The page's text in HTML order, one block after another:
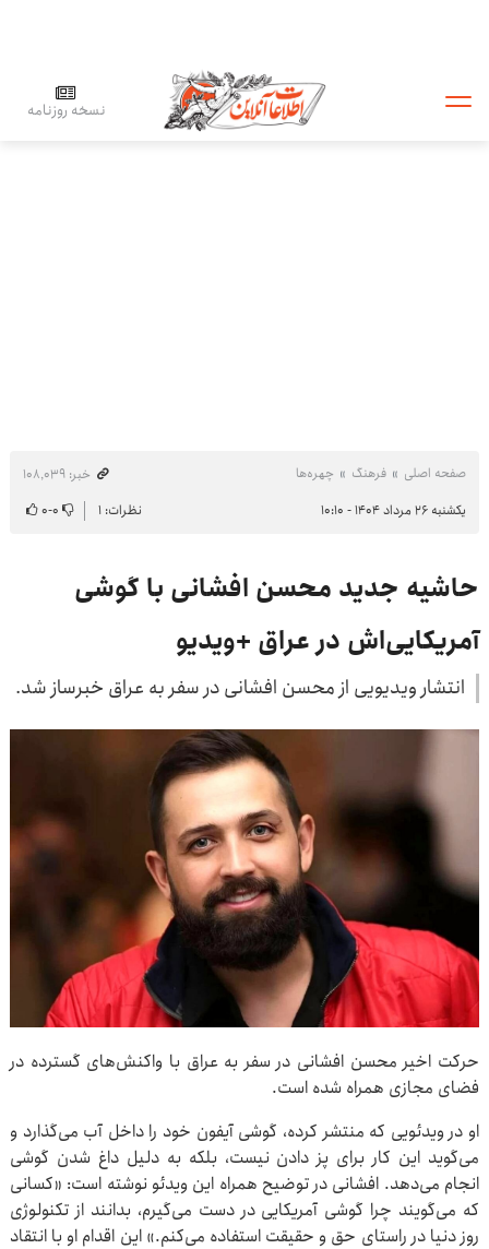
نسخه روزنامه
صفحه اصلی فرهنگ چهره‌ها
خبر: ۱۰۸٬۰۳۹
یکشنبه ۲۶ مرداد ۱۴۰۴ - ۱۰:۱۰
نظرات: ۱ ۰-۰
حاشیه جدید محسن افشانی با گوشی
آمریکایی‌اش در عراق +ویدیو
انتشار ویدیویی از محسن افشانی در سفر به عراق خبرساز شد.
حرکت اخیر محسن افشانی در سفر به عراق با واکنش‌های گسترده در
فضای مجازی همراه شده است.
او در ویدئویی که منتشر کرده، گوشی آیفون خود را داخل آب می‌گذارد و
می‌گوید این کار برای پز دادن نیست، بلکه به دلیل داغ شدن گوشی
انجام می‌دهد. افشانی در توضیح همراه این ویدئو نوشته است: «کسانی
که می‌گویند چرا گوشی آمریکایی در دست می‌گیرم، بدانند از تکنولوژی
روز دنیا در راستای حق و حقیقت استفاده می‌کنم.» این اقدام او با انتقاد